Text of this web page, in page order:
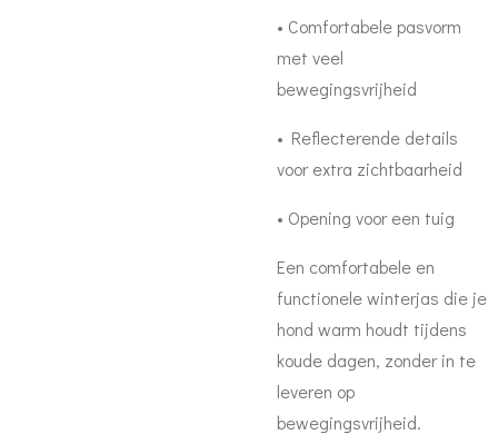
• Comfortabele pasvorm
met veel
bewegingsvrijheid
• Reflecterende details
voor extra zichtbaarheid
• Opening voor een tuig
Een comfortabele en
functionele winterjas die je
hond warm houdt tijdens
koude dagen, zonder in te
leveren op
bewegingsvrijheid.